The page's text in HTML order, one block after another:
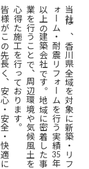
当
社
は
、
香
川
県
全
域
を
対
象
に
新
築
・
リ
フ
ォ
ー
ム
・
耐
震
リ
フ
ォ
ー
ム
を
行
う
実
績
35
年
以 上
の
建
築
会
社
で
す
。
地
域
に
密
着
し
た
事
業 を
行
う
こ
と
で
、
周
辺
環
境
や
気
候
風
土
を
心 得
た
施
工
を
行
っ
て
お
り
ま
す
。
皆
様
が
こ
の
先
長
く
、
安
心
・
安
全
・
快
適
に
過
ご
し
て
い
た
だ
け
る
住
ま
い
を
ご
提
供
し
続
け
る
た
め
に
、
常
に
お
客
様
を
第
一
に
考
え
た
サ
ー
ビ
ス
に
努
め
ま
す